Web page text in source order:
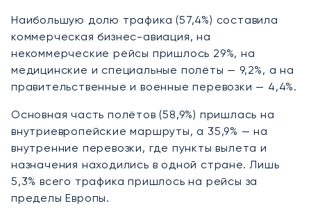
Наибольшую долю трафика (57,4%) составила
коммерческая бизнес-авиация, на
некоммерческие рейсы пришлось 29%, на
медицинские и специальные полёты — 9,2%, а на
правительственные и военные перевозки — 4,4%.
Основная часть полётов (58,9%) пришлась на
внутриевропейские маршруты, а 35,9% — на
внутренние перевозки, где пункты вылета и
назначения находились в одной стране. Лишь
5,3% всего трафика пришлось на рейсы за
пределы Европы.